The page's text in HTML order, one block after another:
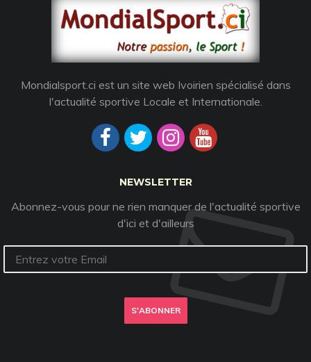
Mondialsport.ci est un site web Ivoirien spécialisé dans
l'actualité sportive Locale et Internationale.
NEWSLETTER
Abonnez-vous pour ne rien manquer de l'actualité sportive
d'ici et d'ailleurs
S'ABONNER